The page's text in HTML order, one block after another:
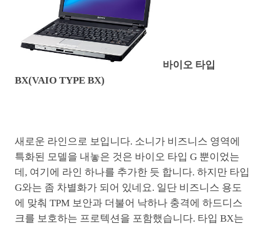
바이오 타입
BX(VAIO TYPE BX)
새로운 라인으로 보입니다. 소니가 비즈니스 영역에
특화된 모델을 내놓은 것은 바이오 타입 G 뿐이었는
데, 여기에 라인 하나를 추가한 듯 합니다. 하지만 타입
G와는 좀 차별화가 되어 있네요. 일단 비즈니스 용도
에 맞춰 TPM 보안과 더불어 낙하나 충격에 하드디스
크를 보호하는 프로텍션을 포함했습니다. 타입 BX는